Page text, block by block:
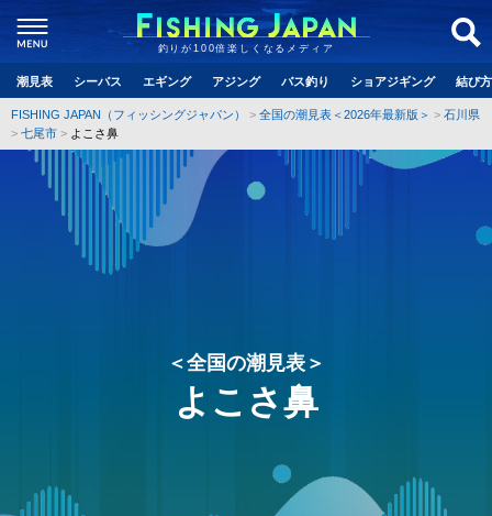
釣りが100倍楽しくなるメディア
潮見表 シーバス エギング アジング バス釣り ショアジギング 結び
FISHING JAPAN（フィッシングジャパン） 全国の潮見表＜2026年最新版＞
石川県
七尾市
よこさ鼻
＜全国の潮見表＞
よこさ鼻